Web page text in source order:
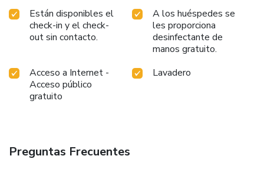
Están disponibles el
check-in y el check-
out sin contacto.
A los huéspedes se
les proporciona
desinfectante de
manos gratuito.
Acceso a Internet -
Acceso público
gratuito
Lavadero
Preguntas Frecuentes